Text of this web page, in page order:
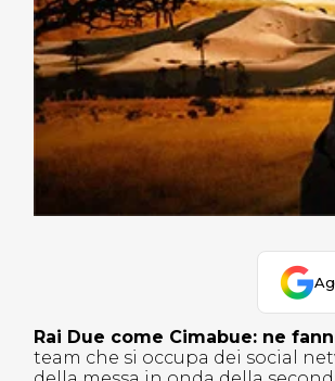
Rai Due come Cimabue: ne
team che si occupa dei social